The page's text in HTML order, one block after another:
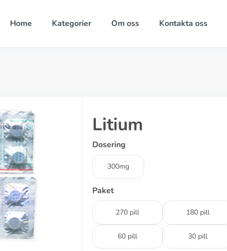
Home Kategorier Om oss Kontakta oss
Litium
Dosering
300mg
Paket
270 pill 180 pill
60 pill 30 pill